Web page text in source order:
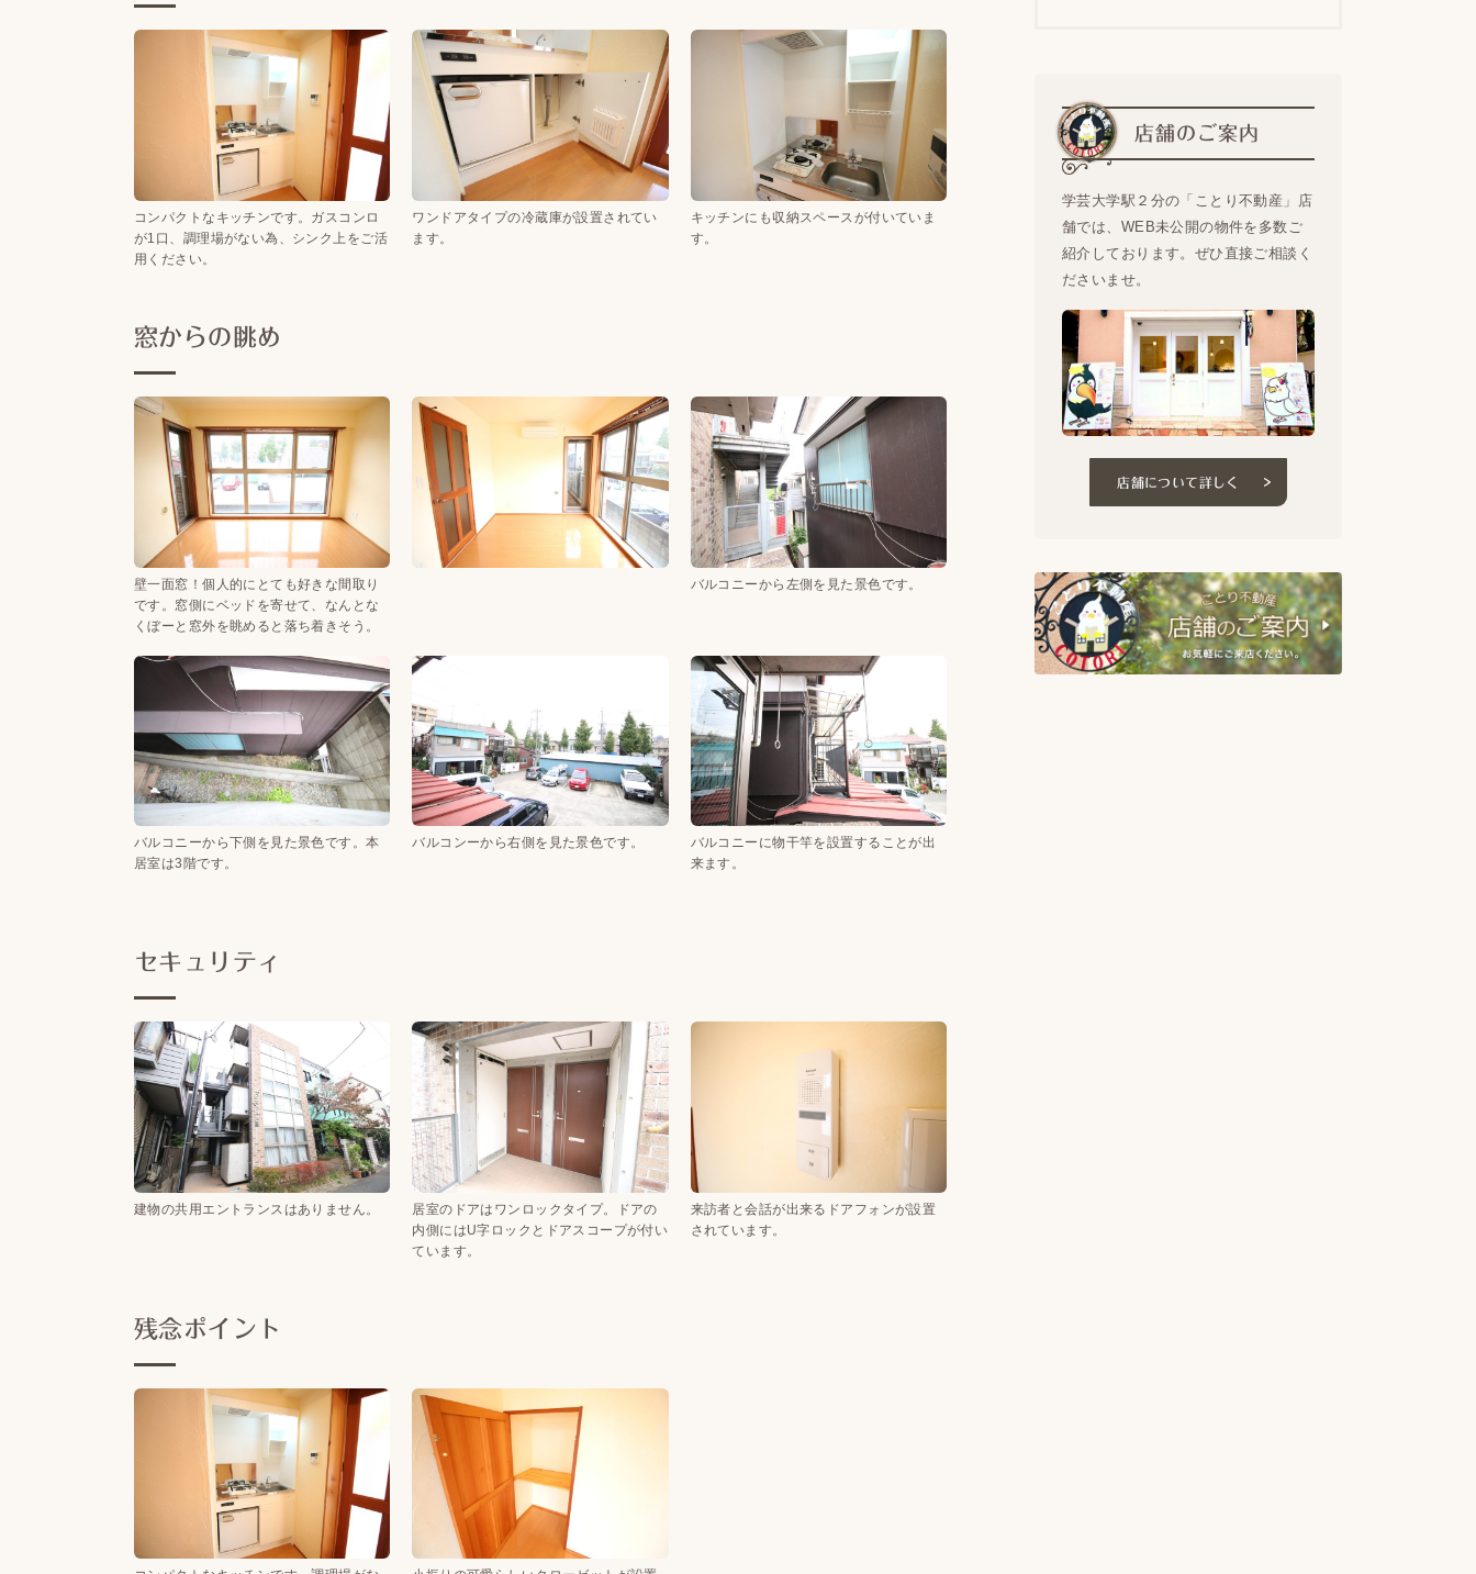
コンパクトなキッチンです。ガスコンロ
が1口、調理場がない為、シンク上をご活
用ください。
ワンドアタイプの冷蔵庫が設置されてい
ます。
キッチンにも収納スペースが付いていま
す。
窓からの眺め
壁一面窓！個人的にとても好きな間取り
です。窓側にベッドを寄せて、なんとな
くぼーと窓外を眺めると落ち着きそう。
メインの窓は東向き、北向きにバル
コニーが設置されています。
バルコニーから左側を見た景色です。
バルコニーから下側を見た景色です。本
居室は3階です。
バルコンーから右側を見た景色です。
バルコニーに物干竿を設置することが出
来ます。
セキュリティ
建物の共用エントランスはありません。
居室のドアはワンロックタイプ。ドアの
内側にはU字ロックとドアスコープが付い
ています。
来訪者と会話が出来るドアフォンが設置
されています。
残念ポイント
店舗のご案内
学芸大学駅２分の「ことり不動産」店
舗では、WEB未公開の物件を多数ご
紹介しております。ぜひ直接ご相談く
ださいませ。
店舗について詳しく